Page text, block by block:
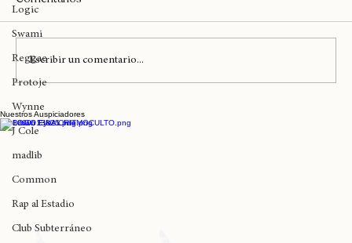
Columbia
Logic
Swami
Reggae
Protoje
Wynne
J Cole
madlib
Common
Rap al Estadio
inscripciones
Comentarios
Escribir un comentario...
Nuestros Auspiciadores